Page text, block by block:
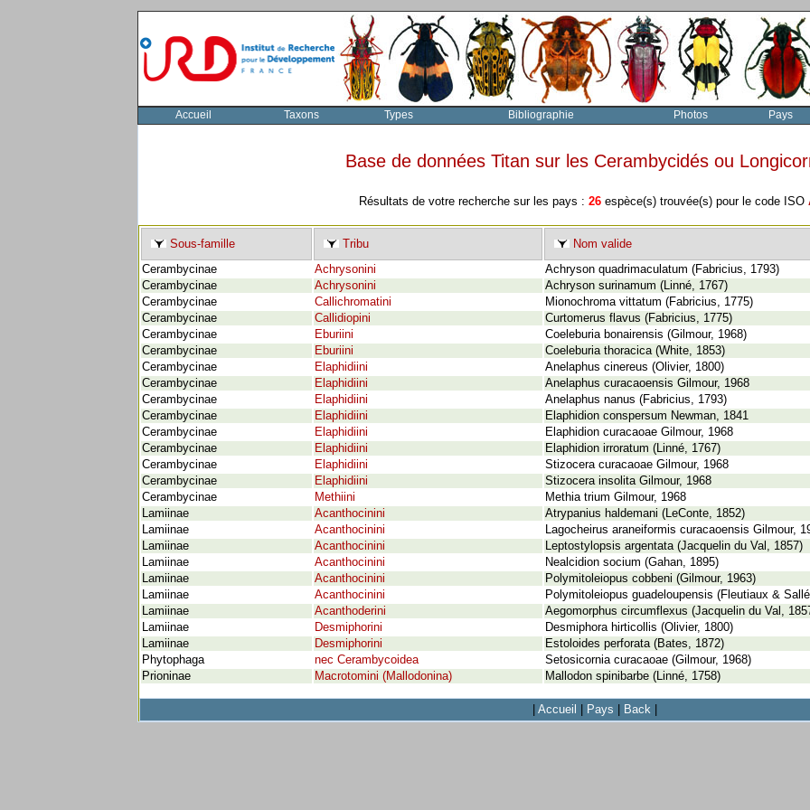
Accueil Taxons Types Bibliographie Photos Pays
Base de données Titan sur les Cerambycidés ou
Résultats de votre recherche sur les pays : 26espèce(s) trouvée(s) pour le code ISO
Sous-famille Tribu
Nom valide
Cerambycinae
Achrysonini
Achryson quadrimaculatum (Fabricius, 1793)
Cerambycinae
Achrysonini
Achryson surinamum (Linné, 1767)
Cerambycinae
Callichromatini
Mionochroma vittatum (Fabricius, 1775)
Cerambycinae
Callidiopini
Curtomerus flavus (Fabricius, 1775)
Cerambycinae
Eburiini
Coeleburia bonairensis (Gilmour, 1968)
Cerambycinae
Eburiini
Coeleburia thoracica (White, 1853)
Cerambycinae
Elaphidiini
Anelaphus cinereus (Olivier, 1800)
Cerambycinae
Elaphidiini
Anelaphus curacaoensis Gilmour, 1968
Cerambycinae
Elaphidiini
Anelaphus nanus (Fabricius, 1793)
Cerambycinae
Elaphidiini
Elaphidion conspersum Newman, 1841
Cerambycinae
Elaphidiini
Elaphidion curacaoae Gilmour, 1968
Cerambycinae
Elaphidiini
Elaphidion irroratum (Linné, 1767)
Cerambycinae
Elaphidiini
Stizocera curacaoae Gilmour, 1968
Cerambycinae
Elaphidiini
Stizocera insolita Gilmour, 1968
Cerambycinae
Methiini
Methia trium Gilmour, 1968
Lamiinae
Acanthocinini
Atrypanius haldemani (LeConte, 1852)
Lamiinae
Acanthocinini
Lagocheirus araneiformis curacaoensis Gilmour,
Lamiinae
Acanthocinini
Leptostylopsis argentata (Jacquelin du Val, 1857)
Lamiinae
Acanthocinini
Nealcidion socium (Gahan, 1895)
Lamiinae
Acanthocinini
Polymitoleiopus cobbeni (Gilmour, 1963)
Lamiinae
Acanthocinini
Polymitoleiopus guadeloupensis (Fleutiaux &
Lamiinae
Acanthoderini
Aegomorphus circumflexus (Jacquelin du Val,
Lamiinae
Desmiphorini
Desmiphora hirticollis (Olivier, 1800)
Lamiinae
Desmiphorini
Estoloides perforata (Bates, 1872)
Phytophaga
nec Cerambycoidea
Setosicornia curacaoae (Gilmour, 1968)
Prioninae
Macrotomini (Mallodonina) Mallodon spinibarbe (Linné, 1758)
Accueil Pays Back